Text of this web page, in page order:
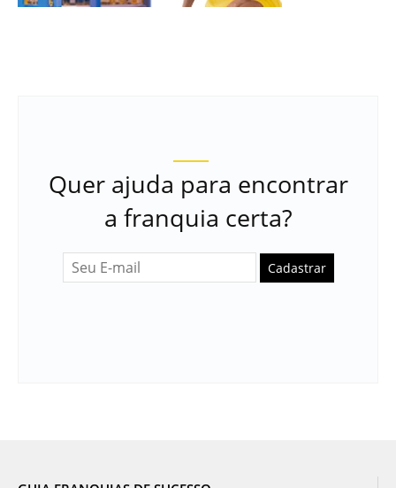
Quer ajuda para encontrar
a franquia certa?
Cadastrar